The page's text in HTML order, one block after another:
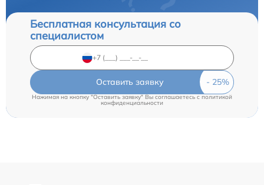
Бесплатная консультация со
специалистом
Оставить заявку
Нажимая на кнопку "Оставить заявку" Вы соглашаетесь cполитикой
конфиденциальности